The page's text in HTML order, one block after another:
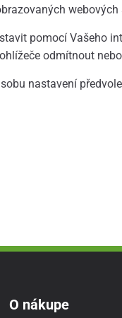
pomocí Vašeho
odmítnout
nastavení
O nákupe